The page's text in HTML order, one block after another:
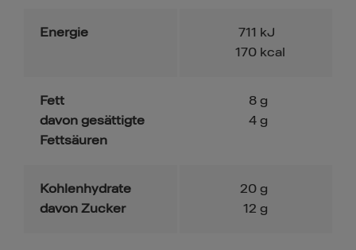
Energie 711 kJ
170 kcal
Fett
davon gesättigte
Fettsäuren
8 g
4 g
Kohlenhydrate
davon Zucker
20 g
12 g